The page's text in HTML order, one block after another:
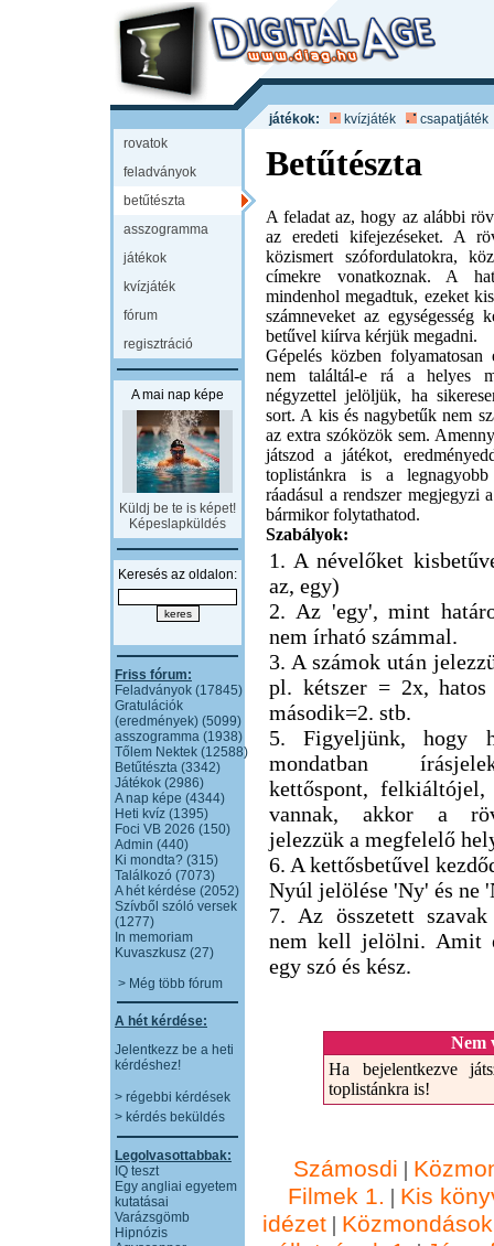
játékok: kvízjáték
csapatjáték
rovatok
feladványok
betűtészta
asszogramma
játékok
kvízjáték
fórum
regisztráció
A mai nap képe
Küldj be te is képet!
Képeslapküldés
Keresés az oldalon:
Friss fórum:
Feladványok (17845)
Gratulációk
(eredmények) (5099)
asszogramma (1938)
Tőlem Nektek (12588)
Betűtészta (3342)
Játékok (2986)
A nap képe (4344)
Heti kvíz (1395)
Foci VB 2026 (150)
Admin (440)
Ki mondta? (315)
Találkozó (7073)
A hét kérdése (2052)
Szívből szóló versek
(1277)
In memoriam
Kuvaszkusz (27)
> Még több fórum
A hét kérdése:
Jelentkezz be a heti
kérdéshez!
> régebbi kérdések
> kérdés beküldés
Legolvasottabbak:
IQ teszt
Egy angliai egyetem
kutatásai
Varázsgömb
Hipnózis
Betűtészta
A feladat az, hogy az alábbi
az eredeti kifejezéseket. A
közismert szófordulatokra,
címekre vonatkoznak. A
mindenhol megadtuk, ezeket
számneveket az egységesség
betűvel kiírva kérjük megadni.
Gépelés közben
nem találtál-e rá a helyes
négyzettel jelöljük, ha
sort. A kis és nagybetűk nem
az extra szóközök sem.
játszod a játékot,
toplistánkra is a
ráadásul a rendszer megjegyzi
bármikor folytathatod.
Szabályok:
1. A névelőket
az, egy)
2. Az 'egy', mint
nem írható számmal.
3. A számok után
pl. kétszer = 2x,
második=2. stb.
5. Figyeljünk, hogy
mondatban
kettőspont,
vannak, akkor a
jelezzük a megfelelő
6. A kettősbetűvel
Nyúl jelölése 'Ny' és ne
7. Az összetett
nem kell jelölni. Amit
egy szó és kész.
Nem
Ha bejelentkezve
toplistánkra is!
Számosdi |
Filmek 1. | Kis
idézet |